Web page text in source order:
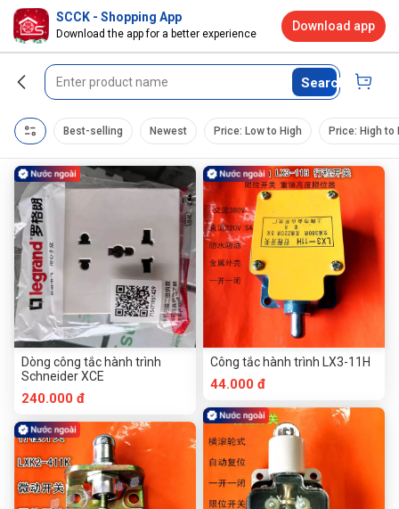
Search
Best-selling Newest Price: Low to High Price: High to
Dòng công tắc hành trình
Schneider XCE
240.000 đ
Công tắc hành trình LX3-11H
44.000 đ
SCCK - Shopping App
Download the app for a better experience
Download app